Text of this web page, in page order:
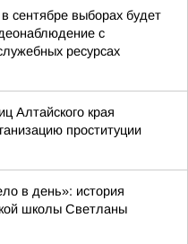
сентябре выборах будет
с
ресурсах
Алтайского края
проституции
в день»: история
школы Светланы